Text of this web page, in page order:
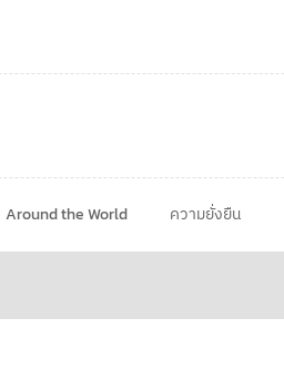
Around the World ความยั่งยืน